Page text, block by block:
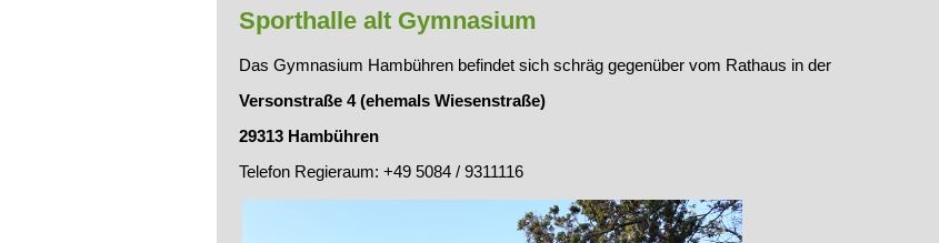
Sporthalle alt Gymnasium
Das Gymnasium Hambühren befindet sich schräg gegenüber vom Rathaus in der
Versonstraße 4 (ehemals Wiesenstraße)
29313 Hambühren
Telefon Regieraum: +49 5084 / 9311116